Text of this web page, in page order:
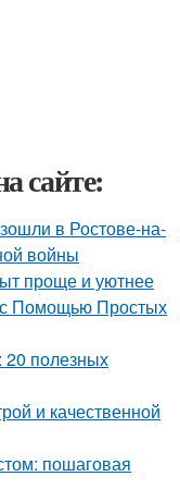
сайте:
в Ростове-на-
войны
проще и уютнее
с Помощью Простых
20 полезных
и качественной
пошаговая